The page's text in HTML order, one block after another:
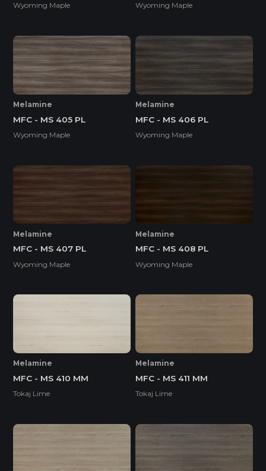
Wyoming Maple Wyoming Maple
Melamine
MFC - MS 405 PL
Wyoming Maple
Melamine
MFC - MS 406 PL
Wyoming Maple
Melamine
MFC - MS 407 PL
Wyoming Maple
Melamine
MFC - MS 408 PL
Wyoming Maple
Melamine
MFC - MS 410 MM
Tokaj Lime
Melamine
MFC - MS 411 MM
Tokaj Lime